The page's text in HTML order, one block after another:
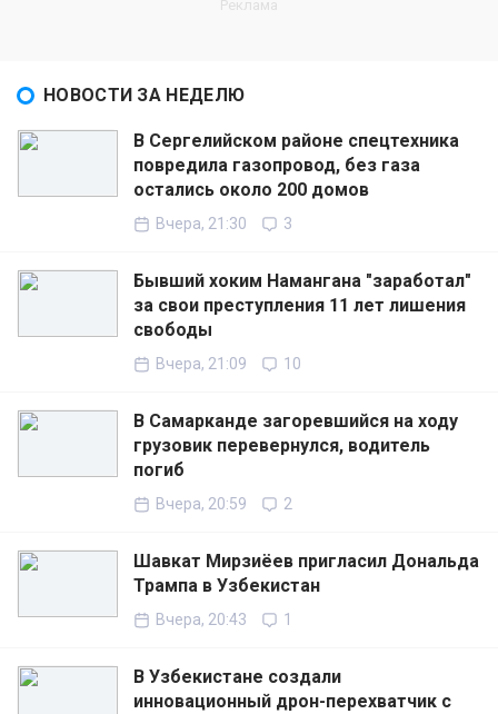
НОВОСТИ ЗА НЕДЕЛЮ
В Сергелийском районе спецтехника
повредила газопровод, без газа
остались около 200 домов
Вчера, 21:30 3
Бывший хоким Намангана "заработал"
за свои преступления 11 лет лишения
свободы
Вчера, 21:09 10
В Самарканде загоревшийся на ходу
грузовик перевернулся, водитель
погиб
Вчера, 20:59 2
Шавкат Мирзиёев пригласил Дональда
Трампа в Узбекистан
Вчера, 20:43 1
В Узбекистане создали
инновационный дрон-перехватчик с